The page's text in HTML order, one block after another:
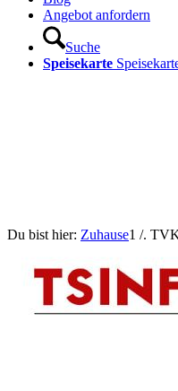
Angebot anfordern
Suche
Speisekarte
Du bist hier: Zuhause1 /.